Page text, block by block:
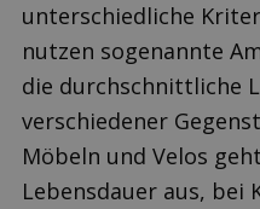
unterschiedliche
nutzen sogenannte
die durchschnittliche
verschiedener
Möbeln und Velos
Lebensdauer aus, bei